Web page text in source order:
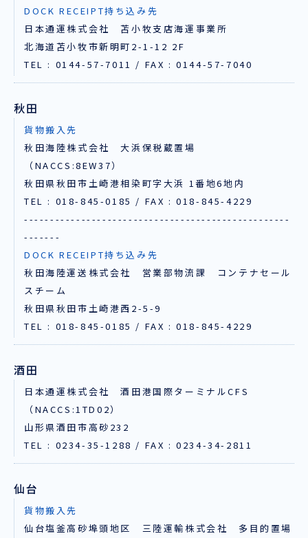
DOCK RECEIPT持ち込み先
日本通運株式会社 苫小牧支店海運事業所
北海道苫小牧市新明町2-1-12 2F
TEL : 0144-57-7011 / FAX : 0144-57-7040
秋田
貨物搬入先
秋田海陸株式会社 大浜保税蔵置場
（NACCS:8EW37）
秋田県秋田市土崎港相染町字大浜 1番地6地内
TEL : 018-845-0185 / FAX : 018-845-4229
---------------------------------------------------
-------
DOCK RECEIPT持ち込み先
秋田海陸運送株式会社 営業部物流課 コンテナセール
スチーム
秋田県秋田市土崎港西2-5-9
TEL : 018-845-0185 / FAX : 018-845-4229
酒田
日本通運株式会社 酒田港国際ターミナルCFS
（NACCS:1TD02）
山形県酒田市高砂232
TEL : 0234-35-1288 / FAX : 0234-34-2811
仙台
貨物搬入先
仙台塩釜高砂埠頭地区 三陸運輸株式会社 多目的置場